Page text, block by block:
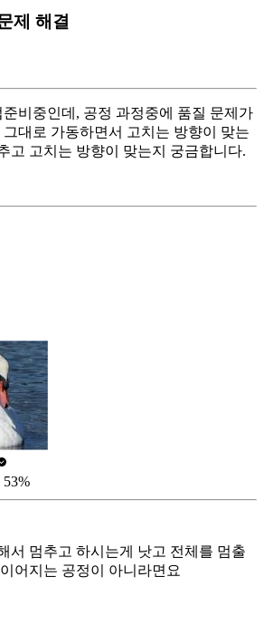
제 해결
비중인데, 공정 과정중에 품질 문제가
대로 가동하면서 고치는 방향이 맞는
고 고치는 방향이 맞는지 궁금합니다.
53%
서 멈추고 하시는게 낫고 전체를 멈출
어지는 공정이 아니라면요